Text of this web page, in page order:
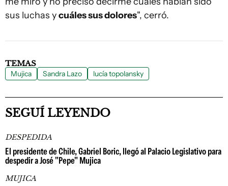
sus luchas ycuáles sus dolores", cerró.
TEMAS
Mujica Sandra Lazo lucía topolansky
SEGUÍ LEYENDO
DESPEDIDA
El presidente de Chile, Gabriel Boric, llegó al Palacio Legislativo para
despedir a José "Pepe" Mujica
MUJICA